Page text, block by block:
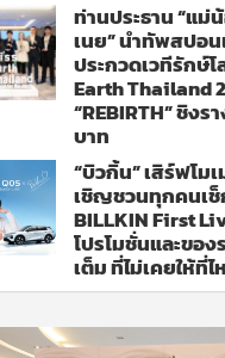
ท่านประธาน “แม่
เนย” นำทัพสปอ
ประกวดเวทีรักษ์
Earth Thailand
“REBIRTH” ชิงร
บาท
“บิวกิ้น” เสิร์ฟโ
เชิญชวนทุกคนเช็
BILLKIN First
โปรโมชั่นและขอ
เต็ม ที่ไม่เคยให้ที่